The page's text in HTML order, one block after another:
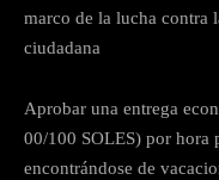
marco de la lucha contra
ciudadana
Aprobar una entrega
00/100 SOLES) por hora
encontrándose de